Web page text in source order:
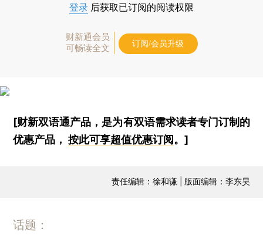
登录 后获取已订阅的阅读权限
财新通会员
可畅读全文
订阅/会员升级
[财新双语通产品，是为有双语需求读者专门订制的
优惠产品，按此可享超值优惠订阅 。]
责任编辑：徐和谦 | 版面编辑：李东昊
话题：